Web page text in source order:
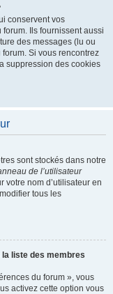
conservent vos
Ils fournissent aussi
des messages (lu ou
Si vous rencontrez
suppression des cookies
sont stockés dans notre
de l’utilisateur
votre nom d’utilisateur en
tous les
liste des membres
du forum », vous
activez cette option vous